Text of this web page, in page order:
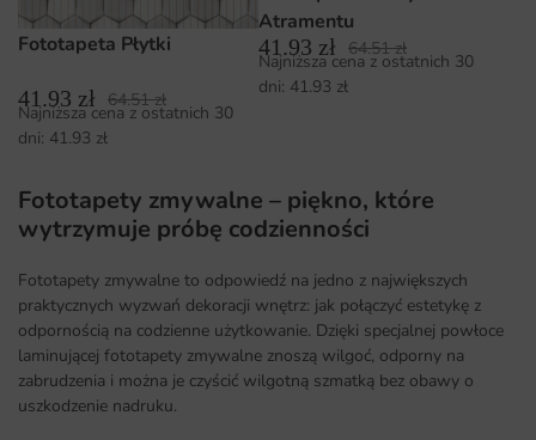
Fototapeta Płytki
41.93 zł 64.51zł
Najniższa cena z ostatnich 30
dni: 41.93 zł
Atramentu
41.93 zł 64.51zł
Najniższa cena z ostatnich 30
dni: 41.93 zł
Fototapety zmywalne – piękno, które
wytrzymuje próbę codzienności
Fototapety zmywalne to odpowiedź na jedno z największych
praktycznych wyzwań dekoracji wnętrz: jak połączyć estetykę z
odpornością na codzienne użytkowanie. Dzięki specjalnej powłoce
laminującej fototapety zmywalne znoszą wilgoć, odporny na
zabrudzenia i można je czyścić wilgotną szmatką bez obawy o
uszkodzenie nadruku.